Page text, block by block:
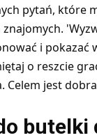
pytań, które
i
o reszcie
Celem jest
butelki